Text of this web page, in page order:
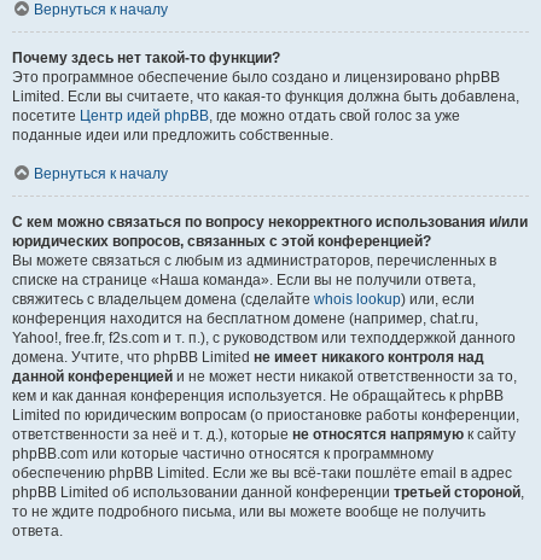
Вернуться к началу
Почему здесь нет такой-то функции?
Это программное обеспечение было создано и лицензировано phpBB
Limited. Если вы считаете, что какая-то функция должна быть добавлена,
посетите Центр идей phpBB, где можно отдать свой голос за уже
поданные идеи или предложить собственные.
Вернуться к началу
С кем можно связаться по вопросу некорректного использования и/или
юридических вопросов, связанных с этой конференцией?
Вы можете связаться с любым из администраторов, перечисленных в
списке на странице «Наша команда». Если вы не получили ответа,
свяжитесь с владельцем домена (сделайте whois lookup) или, если
конференция находится на бесплатном домене (например, chat.ru,
Yahoo!, free.fr, f2s.com и т. п.), с руководством или техподдержкой данного
домена. Учтите, что phpBB Limited не имеет никакого контроля над
данной конференцией и не может нести никакой ответственности за то,
кем и как данная конференция используется. Не обращайтесь к phpBB
Limited по юридическим вопросам (о приостановке работы конференции,
ответственности за неё и т. д.), которые не относятся напрямую к сайту
phpBB.com или которые частично относятся к программному
обеспечению phpBB Limited. Если же вы всё-таки пошлёте email в адрес
phpBB Limited об использовании данной конференции третьей стороной,
то не ждите подробного письма, или вы можете вообще не получить
ответа.